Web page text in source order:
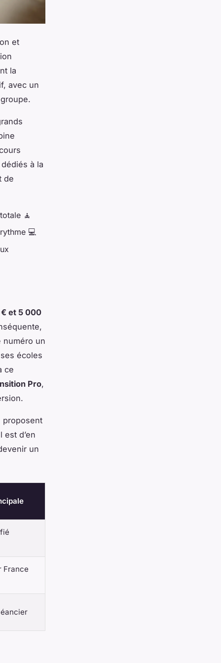
et
la
avec un
à la
de
🧘
💻
et 5 000
numéro un
écoles
ce
Pro,
proposent
d’en
un
France